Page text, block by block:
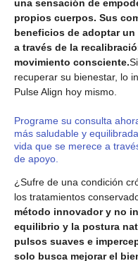
una sensación de
propios cuerpos. Sus
beneficios de adoptar
a través de la
movimiento consciente.
recuperar su bienestar, lo
Pulse Align hoy mismo.
Programe su consulta
más saludable y
vida que se merece a
de apoyo.
¿Sufre de una condición
los tratamientos
método innovador y no
equilibrio y la postura
pulsos suaves e
solo busca mejorar el